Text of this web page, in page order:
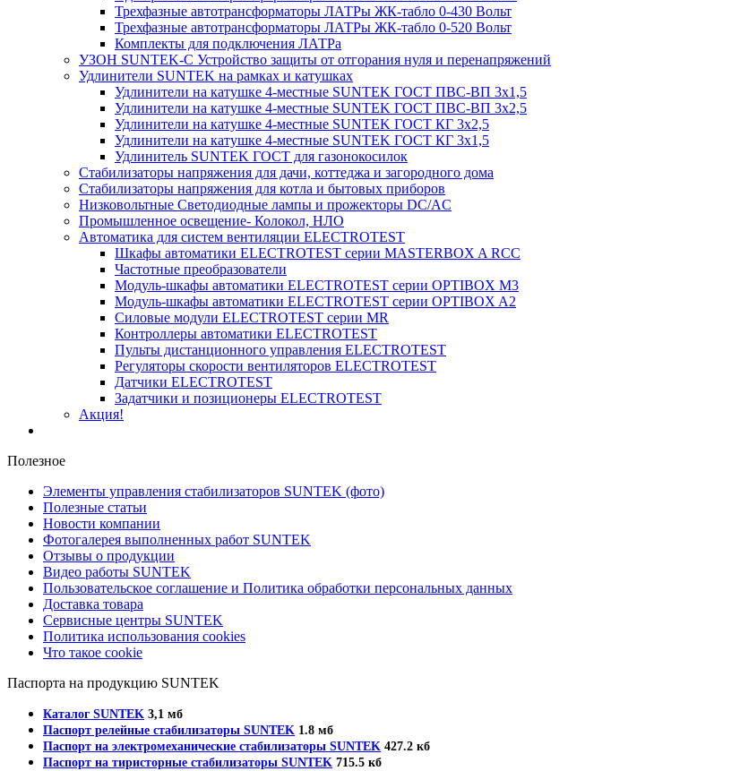
Трехфазные автотрансформаторы ЛАТРы ЖК-табло 0-430 Вольт
Трехфазные автотрансформаторы ЛАТРы ЖК-табло 0-520 Вольт
Комплекты для подключения ЛАТРа
УЗОН SUNTEK-C Устройство защиты от отгорания нуля и перенапряжений
Удлинители SUNTEK на рамках и катушках
Удлинители на катушке 4-местные SUNTEK ГОСТ ПВС-ВП 3х1,5
Удлинители на катушке 4-местные SUNTEK ГОСТ ПВС-ВП 3х2,5
Удлинители на катушке 4-местные SUNTEK ГОСТ КГ 3х2,5
Удлинители на катушке 4-местные SUNTEK ГОСТ КГ 3х1,5
Удлинитель SUNTEK ГОСТ для газонокосилок
Стабилизаторы напряжения для дачи, коттеджа и загородного дома
Стабилизаторы напряжения для котла и бытовых приборов
Низковольтные Светодиодные лампы и прожекторы DC/AC
Промышленное освещение- Колокол, НЛО
Автоматика для систем вентиляции ELECTROTEST
Шкафы автоматики ELECTROTEST серии MASTERBOX A RCC
Частотные преобразователи
Модуль-шкафы автоматики ELECTROTEST серии OPTIBOX M3
Модуль-шкафы автоматики ELECTROTEST серии OPTIBOX A2
Силовые модули ELECTROTEST серии MR
Контроллеры автоматики ELECTROTEST
Пульты дистанционного управления ELECTROTEST
Регуляторы скорости вентиляторов ELECTROTEST
Датчики ELECTROTEST
Задатчики и позиционеры ELECTROTEST
Акция!
Полезное
Элементы управления стабилизаторов SUNTEK (фото)
Полезные статьи
Новости компании
Фотогалерея выполненных работ SUNTEK
Отзывы о продукции
Видео работы SUNTEK
Пользовательское соглашение и Политика обработки персональных данных
Доставка товара
Сервисные центры SUNTEK
Политика использования cookies
Что такое cookie
Паспорта на продукцию SUNTEK
Каталог SUNTEK 3,1 мб
Паспорт релейные стабилизаторы SUNTEK 1.8 мб
Паспорт на электромеханические стабилизаторы SUNTEK 427.2 кб
Паспорт на тиристорные стабилизаторы SUNTEK 715.5 кб